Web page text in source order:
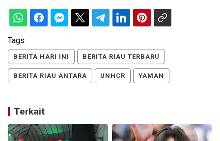
Tags:
BERITA HARI INI BERITA RIAU TERBARU
BERITA RIAU ANTARA UNHCR YAMAN
Terkait